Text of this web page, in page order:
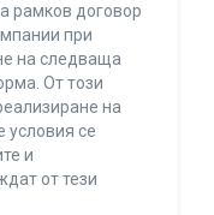
рамков договор
при
на следваща
От този
на
се
и
от тези